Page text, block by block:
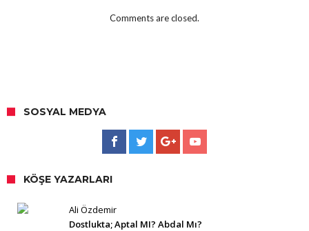
Comments are closed.
SOSYAL MEDYA
KÖŞE YAZARLARI
Ali Özdemir
Dostlukta; Aptal MI? Abdal Mı?